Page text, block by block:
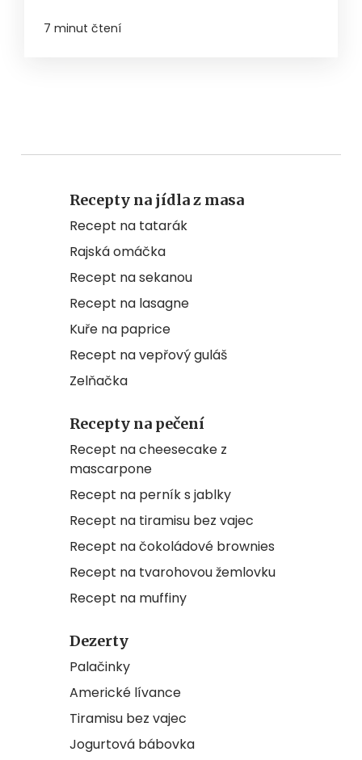
7 minut čtení
Recepty na jídla z masa
Recept na tatarák
Rajská omáčka
Recept na sekanou
Recept na lasagne
Kuře na paprice
Recept na vepřový guláš
Zelňačka
Recepty na pečení
Recept na cheesecake z
mascarpone
Recept na perník s jablky
Recept na tiramisu bez vajec
Recept na čokoládové brownies
Recept na tvarohovou žemlovku
Recept na muffiny
Dezerty
Palačinky
Americké lívance
Tiramisu bez vajec
Jogurtová bábovka